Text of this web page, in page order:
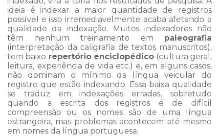
ideia é indexar a maior quantidade de registros
possível e isso irremediavelmente acaba afetando a
qualidade da indexação. Muitos indexadores não
têm nenhum treinamento em paleografia
(interpretação da caligrafia de textos manuscritos),
tem baixo repertório enciclopédico (cultura geral,
leitura, experiência de vida etc.) e, em alguns casos,
não dominam o mínimo da língua veicular do
registro que estão indexando. Essa baixa qualidade
se traduz em indexações erradas, sobretudo
quando a escrita dos registros é de difícil
compreensão ou os nomes são de uma língua
estrangeira, mas problemas acontecem até mesmo
em nomes da língua portuguesa.